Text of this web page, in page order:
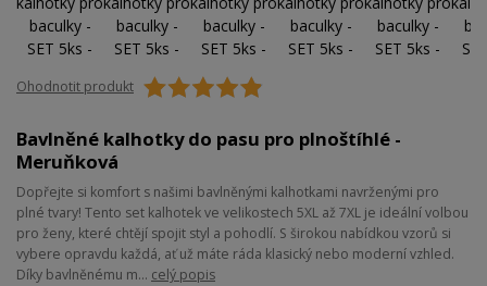
Ohodnotit produkt
Bavlněné kalhotky do pasu pro plnoštíhlé -
Meruňková
Dopřejte si komfort s našimi bavlněnými kalhotkami navrženými pro
plné tvary! Tento set kalhotek ve velikostech 5XL až 7XL je ideální volbou
pro ženy, které chtějí spojit styl a pohodlí. S širokou nabídkou vzorů si
vybere opravdu každá, ať už máte ráda klasický nebo moderní vzhled.
Díky bavlněnému m... celý popis